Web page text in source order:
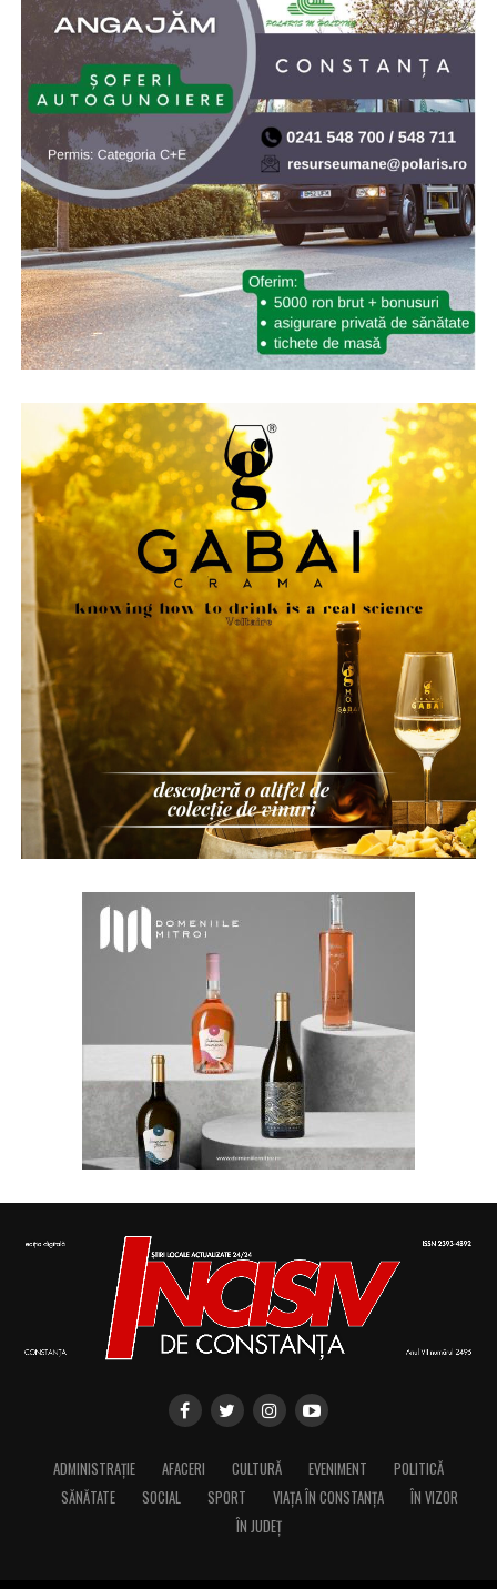
ADMINISTRAȚIE AFACERI CULTURĂ EVENIMENT
POLITICĂ
SĂNĂTATE
SOCIAL SPORT VIAȚA ÎN CONSTANȚA
ÎN VIZOR
ÎN JUDEȚ